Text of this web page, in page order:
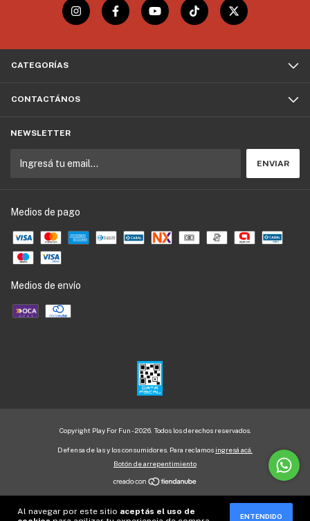
Al navegar por este sitio aceptás el uso de
ENTENDIDO
CATEGORÍAS
CONTACTÁNOS
NEWSLETTER
Medios de pago
Medios de envío
Copyright Play For Fun - 2026. Todos los derechos reservados.
Defensa de las y los consumidores. Para reclamos ingresá acá.
Botón de arrepentimiento